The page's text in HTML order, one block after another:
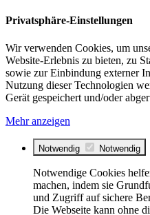
Privatsphäre-Einstellungen
Wir verwenden Cookies, um
Website-Erlebnis zu bieten, zu
sowie zur Einbindung externer
Nutzung dieser Technologien
Gerät gespeichert und/oder
Mehr anzeigen
Notwendig Notwendig
Notwendige Cookies
machen, indem sie
und Zugriff auf sichere
Die Webseite kann ohne